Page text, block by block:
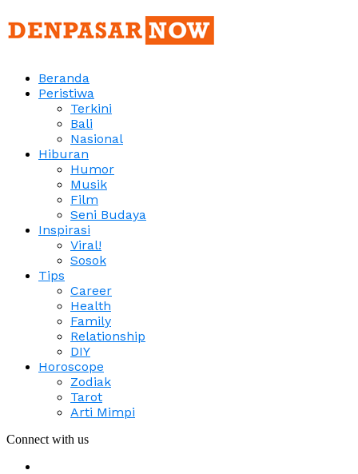
Beranda
Peristiwa
Terkini
Bali
Nasional
Hiburan
Humor
Musik
Film
Seni Budaya
Inspirasi
Viral!
Sosok
Tips
Career
Health
Family
Relationship
DIY
Horoscope
Zodiak
Tarot
Arti Mimpi
Connect with us